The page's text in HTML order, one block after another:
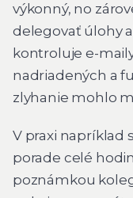
výkonný, no
delegovať úlohy
kontroluje e-
nadriadených a
zlyhanie mohlo
V praxi napríklad
porade celé
poznámkou